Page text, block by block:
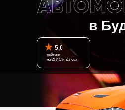
в
5,0
рейтинг
на 2ГИС и Yandex